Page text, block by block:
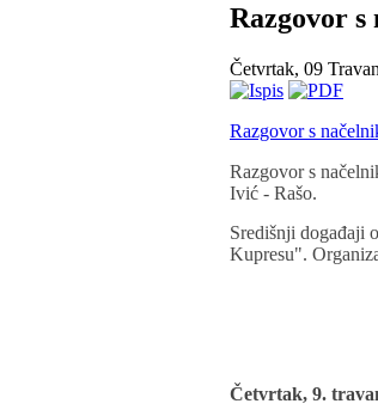
Razgovor
Četvrtak, 09
Razgovor s
Razgovor s
Ivić - Rašo.
Središnji događaji
Kupresu".
Četvrtak, 9.